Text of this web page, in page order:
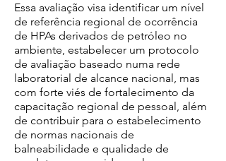
Essa avaliação visa identificar um nível
de referência regional de ocorrência
de HPAs derivados de petróleo no
ambiente, estabelecer um protocolo
de avaliação baseado numa rede
laboratorial de alcance nacional, mas
com forte viés de fortalecimento da
capacitação regional de pessoal, além
de contribuir para o estabelecimento
de normas nacionais de
balneabilidade e qualidade de